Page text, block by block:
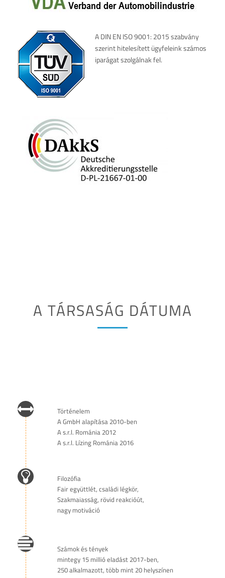
A DIN EN ISO 9001: 2015 szabvány
szerint hitelesített ügyfeleink számos
iparágat szolgálnak fel.
A TÁRSASÁG DÁTUMA
Történelem
A GmbH alapítása 2010-ben
A s.r.l. Románia 2012
A s.r.l. Lízing Románia 2016
Filozófia
Fair együttlét, családi légkör,
Szakmaiasság, rövid reakcióút,
nagy motiváció
Számok és tények
mintegy 15 millió eladást 2017-ben,
250 alkalmazott, több mint 20 helyszínen